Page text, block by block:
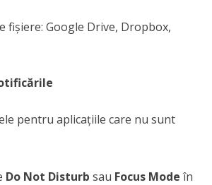
fișiere: Google Drive, Dropbox,
pentru aplicațiile care nu sunt
Do Not Disturb sau Focus Mode în